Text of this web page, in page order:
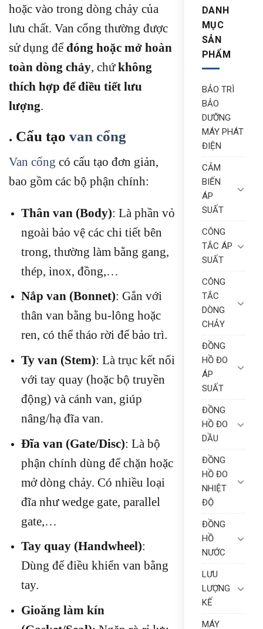
hoặc vào trong dòng chảy của
lưu chất. Van cổng thường được
sử dụng đểđóng hoặc mở hoàn
toàn dòng chảy , chứkhông
thích hợp để điều tiết lưu
lượng
. Cấu tạo van cổng
Van cổng có cấu tạo đơn giản,
bao gồm các bộ phận chính:
Thân van (Body): Là phần vỏ
ngoài bảo vệ các chi tiết bên
trong, thường làm bằng gang,
thép, inox, đồng,…
Nắp van (Bonnet): Gắn với
thân van bằng bu-lông hoặc
ren, có thể tháo rời để bảo trì.
Ty van (Stem): Là trục kết nối
với tay quay (hoặc bộ truyền
động) và cánh van, giúp
nâng/hạ đĩa van.
Đĩa van (Gate/Disc): Là bộ
phận chính dùng để chặn hoặc
mở dòng chảy. Có nhiều loại
đĩa như wedge gate, parallel
gate,…
Tay quay (Handwheel):
Dùng để điều khiển van bằng
tay.
Gioăng làm kín
DANH
MỤC
SẢN
PHẨM
BẢO TRÌ
BẢO
DƯỠNG
MÁY PHÁT
ĐIỆN
CẢM
BIẾN
ÁP
SUẤT
CÔNG
TẮC ÁP
SUẤT
CÔNG
TẮC
DÒNG
CHẢY
ĐỒNG
HỒ ĐO
ÁP
SUẤT
ĐỒNG
HỒ ĐO
DẦU
ĐỒNG
HỒ ĐO
NHIỆT
ĐỘ
ĐỒNG
HỒ
NƯỚC
LƯU
LƯỢNG
KẾ
MÁY